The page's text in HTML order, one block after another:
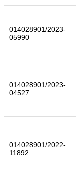
014028901/2023-
05990
014028901/2023-
04527
014028901/2022-
11892